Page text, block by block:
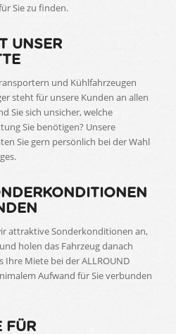
Sie zu finden.
UNSER
und Kühlfahrzeugen
steht für unsere Kunden an allen
Sie sich unsicher, welche
Sie benötigen? Unsere
Sie gern persönlich bei der Wahl
attraktive Sonderkonditionen an,
holen das Fahrzeug danach
Miete bei der ALLROUND
Aufwand für Sie verbunden
FÜR